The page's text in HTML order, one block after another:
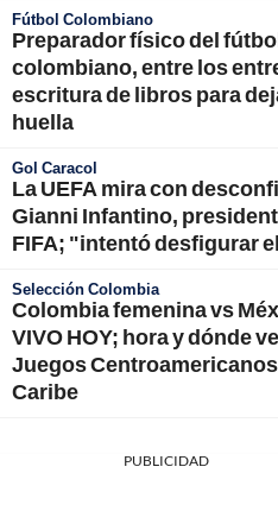
Fútbol Colombiano
Preparador físico del
colombiano, entre los
escritura de libros para
huella
Gol Caracol
La UEFA mira con
Gianni Infantino,
FIFA; "intentó desfigurar
Selección Colombia
Colombia femenina vs
VIVO HOY; hora y dónde
Juegos
Caribe
PUBLICIDAD